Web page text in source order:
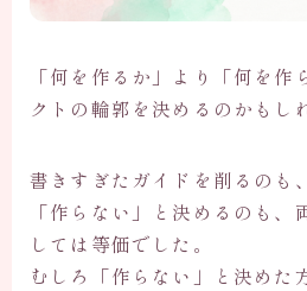
「何を作るか」より「何を作
クトの輪郭を決めるのかもし
書きすぎたガイドを削るのも
「作らない」と決めるのも、
しては等価でした。
むしろ「作らない」と決めた